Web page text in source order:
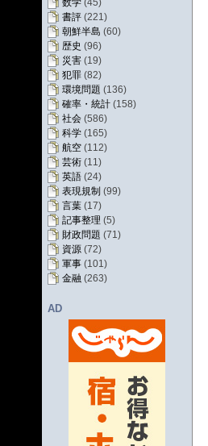
数学 (45)
書評 (221)
朝鮮半島 (60)
歴史 (96)
災害 (19)
犯罪 (82)
環境問題 (136)
確率・統計 (158)
社会 (586)
科学 (165)
航空 (112)
芸術 (11)
英語 (24)
表現規制 (99)
言葉 (17)
記事整理 (5)
財政問題 (71)
資源 (72)
軍事 (101)
金融 (263)
AD